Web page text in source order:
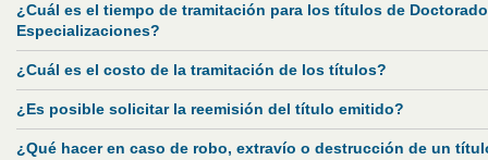
¿Cuál es el tiempo de tramitación para los títulos de
Especializaciones?
¿Cuál es el costo de la tramitación de los títulos?
¿Es posible solicitar la reemisión del título emitido?
¿Qué hacer en caso de robo, extravío o destrucción de un